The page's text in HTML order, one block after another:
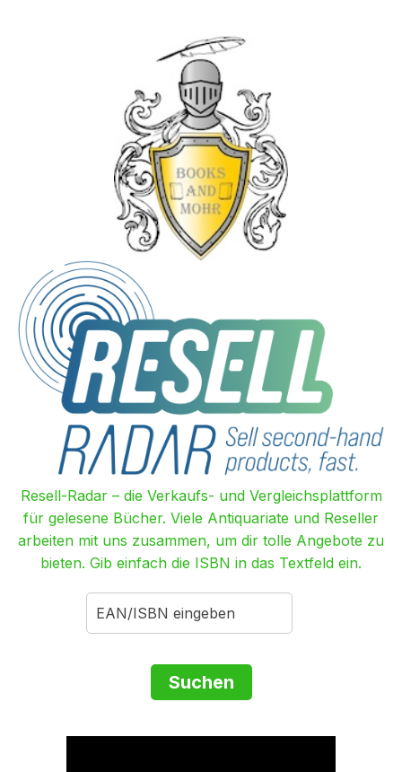
Resell-Radar – die Verkaufs- und Vergleichsplattform
für gelesene Bücher. Viele Antiquariate und Reseller
arbeiten mit uns zusammen, um dir tolle Angebote zu
bieten. Gib einfach die ISBN in das Textfeld ein.